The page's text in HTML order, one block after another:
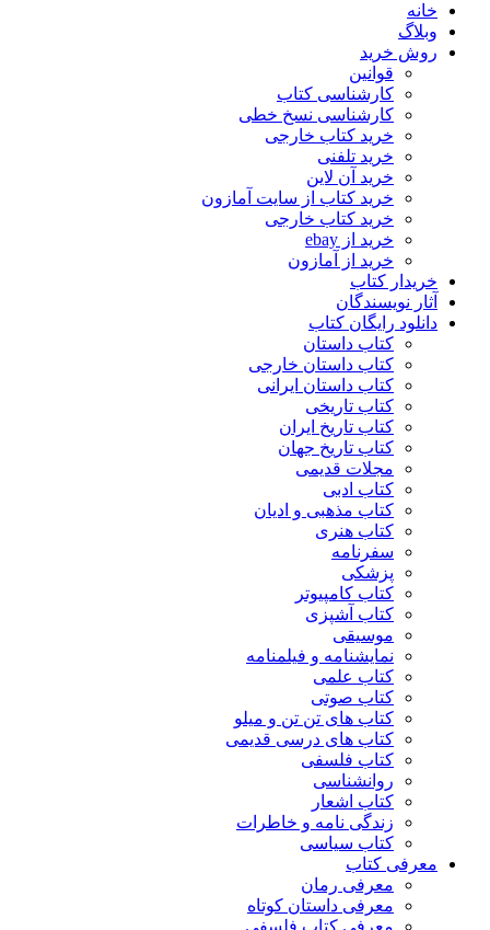
خانه
وبلاگ
روش خرید
قوانین
کارشناسی کتاب
کارشناسی نسخ خطی
خرید کتاب خارجی
خرید تلفنی
خرید آن لاین
خرید کتاب از سایت آمازون
خرید کتاب خارجی
خرید از ebay
خرید از آمازون
خریدار کتاب
آثار نویسندگان
دانلود رایگان کتاب
کتاب داستان
کتاب داستان خارجی
کتاب داستان ایرانی
کتاب تاریخی
کتاب تاریخ ایران
کتاب تاریخ جهان
مجلات قدیمی
کتاب ادبی
کتاب مذهبی و ادیان
کتاب هنری
سفرنامه
پزشکی
کتاب کامپیوتر
کتاب آشپزی
موسیقی
نمایشنامه و فیلمنامه
کتاب علمی
کتاب صوتی
کتاب های تن تن و میلو
کتاب های درسی قدیمی
کتاب فلسفی
روانشناسی
کتاب اشعار
زندگی نامه و خاطرات
کتاب سیاسی
معرفی کتاب
معرفی رمان
معرفی داستان کوتاه